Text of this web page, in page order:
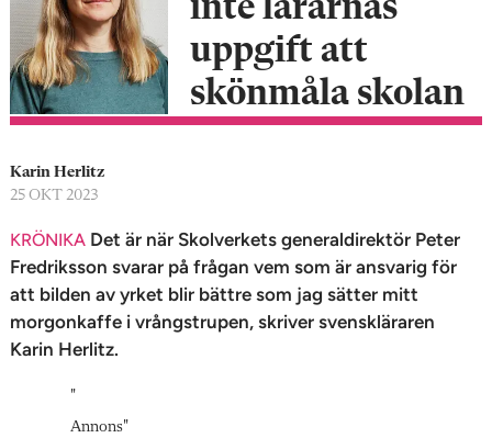
inte lärarnas
uppgift att
skönmåla skolan
Karin Herlitz
25 OKT 2023
KRÖNIKA Det är när Skolverkets generaldirektör Peter
Fredriksson svarar på frågan vem som är ansvarig för
att bilden av yrket blir bättre som jag sätter mitt
morgonkaffe i vrångstrupen, skriver svenskläraren
Karin Herlitz.
"
Annons"